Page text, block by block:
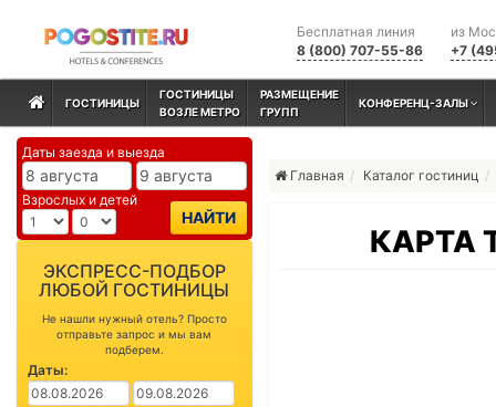
из
+7
Бесплатная линия
8 (800) 707-55-86
ГОСТИНИЦЫ
ГОСТИНИЦЫ
ВОЗЛЕ МЕТРО
РАЗМЕЩЕНИЕ
ГРУПП
КОНФЕРЕНЦ-ЗАЛЫ
Даты заезда и выезда
Взрослых и детей
НАЙТИ
ЭКСПРЕСС-ПОДБОР
ЛЮБОЙ ГОСТИНИЦЫ
Не нашли нужный отель? Просто
отправьте запрос и мы вам
подберем.
Даты:
Главная Каталог гостиниц
КАРТА